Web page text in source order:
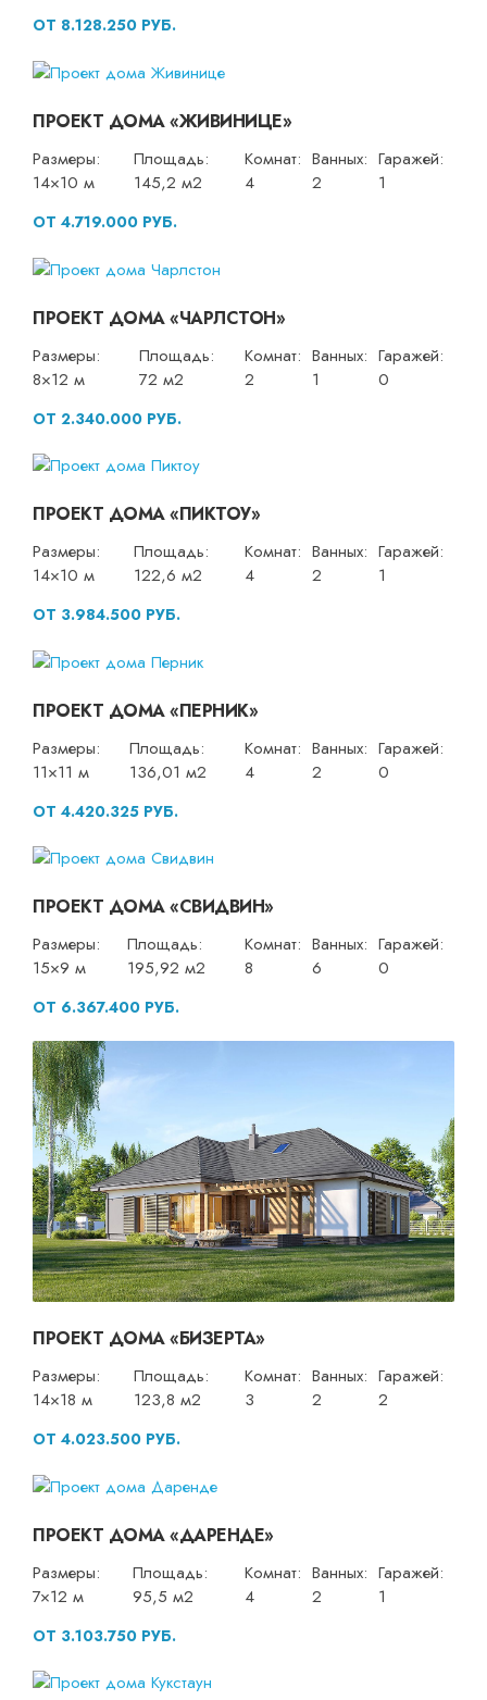
ОТ 8.128.250 РУБ.
ПРОЕКТ ДОМА «ЖИВИНИЦЕ»
Размеры:
14×10 м
Площадь:
145,2 м2
Комнат:
4
Ванных:
2
Гаражей:
1
ОТ 4.719.000 РУБ.
ПРОЕКТ ДОМА «ЧАРЛСТОН»
Размеры:
8×12 м
Площадь:
72 м2
Комнат:
2
Ванных:
1
Гаражей:
0
ОТ 2.340.000 РУБ.
ПРОЕКТ ДОМА «ПИКТОУ»
Размеры:
14×10 м
Площадь:
122,6 м2
Комнат:
4
Ванных:
2
Гаражей:
1
ОТ 3.984.500 РУБ.
ПРОЕКТ ДОМА «ПЕРНИК»
Размеры:
11×11 м
Площадь:
136,01 м2
Комнат:
4
Ванных:
2
Гаражей:
0
ОТ 4.420.325 РУБ.
ПРОЕКТ ДОМА «СВИДВИН»
Размеры:
15×9 м
Площадь:
195,92 м2
Комнат:
8
Ванных:
6
Гаражей:
0
ОТ 6.367.400 РУБ.
ПРОЕКТ ДОМА «БИЗЕРТА»
Размеры:
14×18 м
Площадь:
123,8 м2
Комнат:
3
Ванных:
2
Гаражей:
2
ОТ 4.023.500 РУБ.
ПРОЕКТ ДОМА «ДАРЕНДЕ»
Размеры:
7×12 м
Площадь:
95,5 м2
Комнат:
4
Ванных:
2
Гаражей:
1
ОТ 3.103.750 РУБ.